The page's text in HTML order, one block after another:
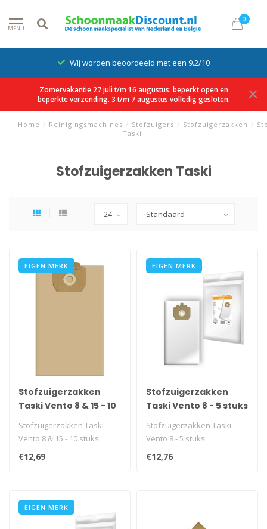
MENU
0
Wij worden beoordeeld met een 9.2/10
Zomervakantie 27 juli t/m 16 augustus: beperkt open en
beperkte verzending. 3 t/m 7 augustus volledig gesloten.
Home / Reinigingsmachines / Stofzuigers / Stofzuigerzakken /
Taski
Stofzuigerzakken Taski
EIGEN MERK
Stofzuigerzakken
Taski Vento 8 & 15 - 10
stuks
Stofzuigerzakken Taski
Vento 8 & 15 - 10 stuks
€12,69
EIGEN MERK
Stofzuigerzakken
Taski Vento 8 - 5 stuks
Stofzuigerzakken Taski
Vento 8 - 5 stuks
€12,76
EIGEN MERK